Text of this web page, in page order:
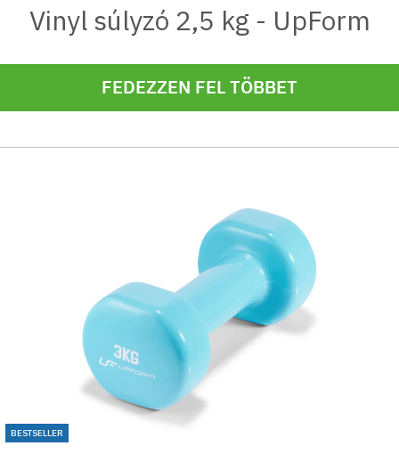
Vinyl súlyzó 2,5 kg - UpForm
FEDEZZEN FEL TÖBBET
BESTSELLER